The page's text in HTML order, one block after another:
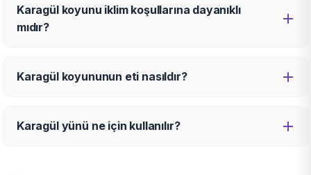
Karagül koyunu iklim koşullarına dayanıklı
mıdır?
Karagül koyununun eti nasıldır?
Karagül yünü ne için kullanılır?